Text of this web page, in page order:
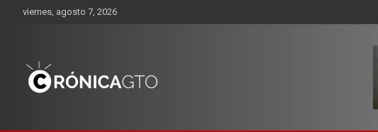
viernes, agosto 7, 2026